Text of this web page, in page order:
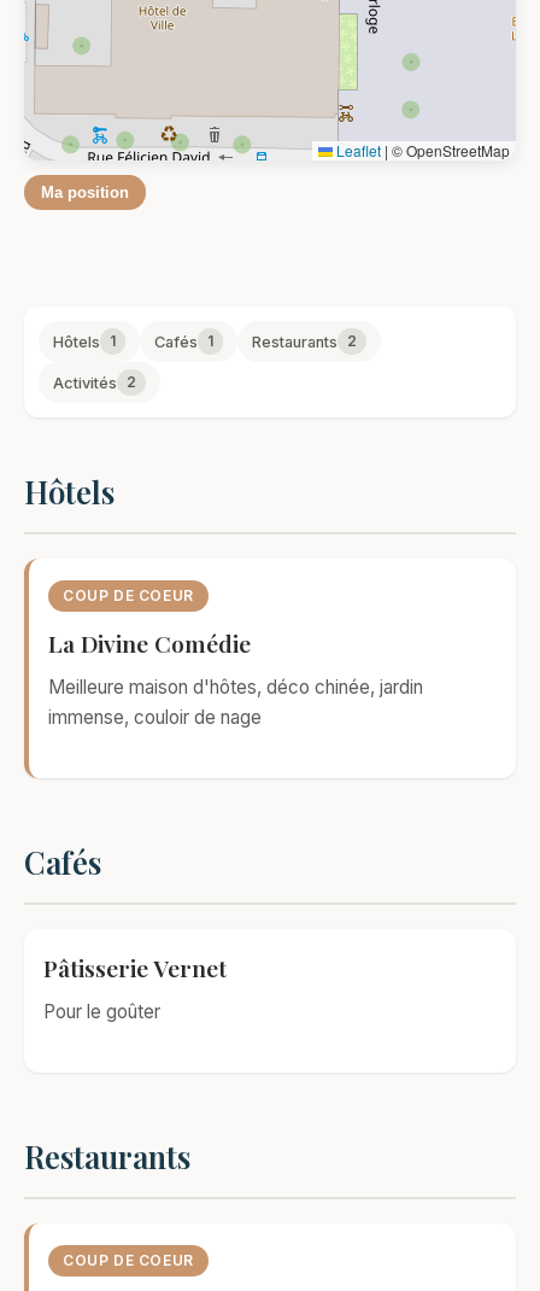
Leaflet | © OpenStreetMap
Ma position
Hôtels 1 Cafés 1 Restaurants 2
Activités 2
Hôtels
COUP DE COEUR
La Divine Comédie
Meilleure maison d'hôtes, déco chinée, jardin
immense, couloir de nage
Cafés
Pâtisserie Vernet
Pour le goûter
Restaurants
COUP DE COEUR